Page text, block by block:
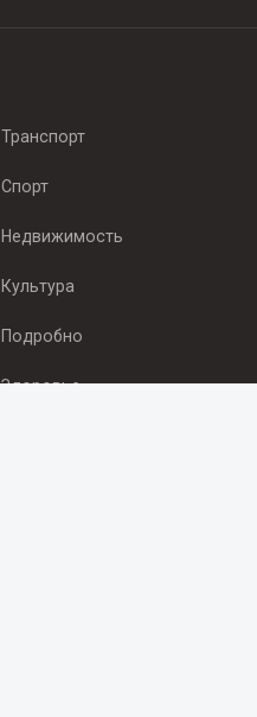
Транспорт
Спорт
Недвижимость
Культура
Подробно
Здоровье